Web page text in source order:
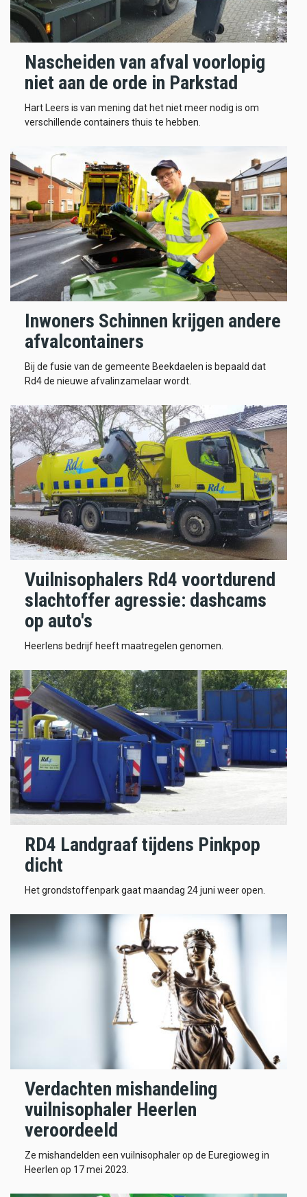
Nascheiden van afval voorlopig
niet aan de orde in Parkstad
Hart Leers is van mening dat het niet meer nodig is om
verschillende containers thuis te hebben.
Inwoners Schinnen krijgen andere
afvalcontainers
Bij de fusie van de gemeente Beekdaelen is bepaald dat
Rd4 de nieuwe afvalinzamelaar wordt.
Vuilnisophalers Rd4 voortdurend
slachtoffer agressie: dashcams
op auto's
Heerlens bedrijf heeft maatregelen genomen.
RD4 Landgraaf tijdens Pinkpop
dicht
Het grondstoffenpark gaat maandag 24 juni weer open.
Verdachten mishandeling
vuilnisophaler Heerlen
veroordeeld
Ze mishandelden een vuilnisophaler op de Euregioweg in
Heerlen op 17 mei 2023.